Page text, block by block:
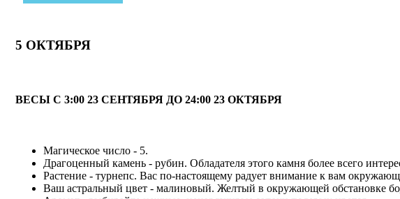
5 ОКТЯБРЯ
ВЕСЫ С 3:00 23 СЕНТЯБРЯ ДО 24:00 23 ОКТЯБРЯ
Магическое число - 5.
Драгоценный камень - рубин. Обладателя этого камня более всего
Растение - турнепс. Вас по-настоящему радует внимание к вам
Ваш астральный цвет - малиновый. Желтый в окружающей обстановке